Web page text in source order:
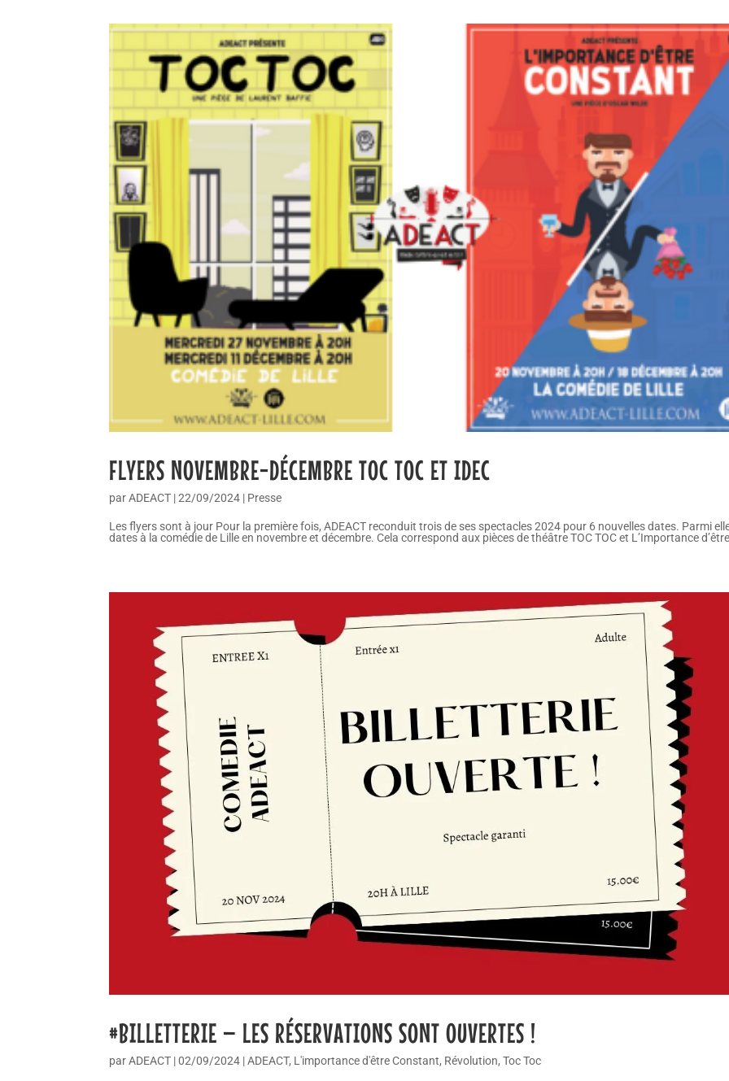
FLYERS NOVEMBRE-DÉCEMBRE TOC TOC ET IDEC
parADEACT |22/09/2024 | Presse
Les flyers sont à jour Pour la première fois, ADEACT reconduit trois de ses spectacles 2024 pour 6 nouvelles dates. Parmi
dates à la comédie de Lille en novembre et décembre. Cela correspond aux pièces de théâtre TOC TOC et L’Importance
#BILLETTERIE – LES RÉSERVATIONS SONT OUVERTES !
parADEACT |02/09/2024 |ADEACT, L'importance d'être Constant, Révolution,Toc Toc